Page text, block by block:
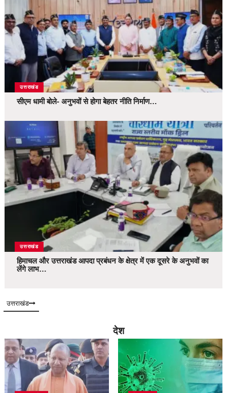
उत्तराखंड
सीएम धामी बोले- अनुभवों से होगा बेहतर नीति निर्माण…
उत्तराखंड
हिमाचल और उत्तराखंड आपदा प्रबंधन के क्षेत्र में एक दूसरे के अनुभवों का
लेंगे लाभ…
उत्तराखंड
देश